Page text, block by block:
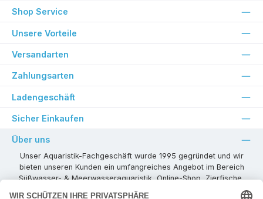
Shop Service
Unsere Vorteile
Versandarten
Zahlungsarten
Ladengeschäft
Sicher Einkaufen
Über uns
Unser Aquaristik-Fachgeschäft wurde 1995 gegründet und wir
bieten unseren Kunden ein umfangreiches Angebot im Bereich
Süßwasser- & Meerwasseraquaristik, Online-Shop, Zierfische,
Pflanzen, Aquarienkombinationen, Technikzubehör usw. ! Als